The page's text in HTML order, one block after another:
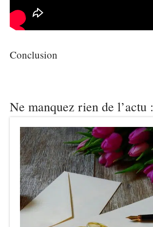
Conclusion
Ne manquez rien de l’actu :